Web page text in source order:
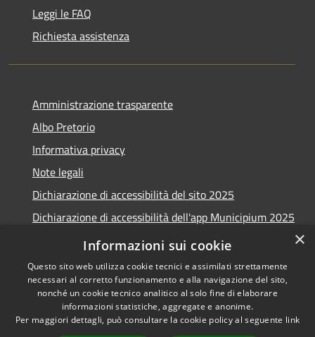
Leggi le FAQ
Richiesta assistenza
Amministrazione trasparente
Albo Pretorio
Informativa privacy
Note legali
Dichiarazione di accessibilità del sito 2025
Dichiarazione di accessibilità dell'app Municipium 2025
Obiettivi accessibilità 2025
Accessibilità
Copyright © 2026 • Comune di
Casalmaggiore • Powered by
×
Informazioni sui cookie
Questo sito web utilizza cookie tecnici e assimilati strettamente
necessari al corretto funzionamento e alla navigazione del sito,
nonché un cookie tecnico analitico al solo fine di elaborare
informazioni statistiche, aggregate e anonime.
Per maggiori dettagli, può consultare la cookie policy al seguente link